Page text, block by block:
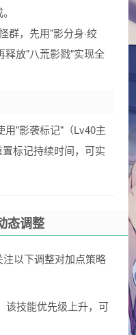
群，先用"影分身·绞
释放"八荒影戮"实现全
用"影袭标记"（Lv40主
标记持续时间，可实
态调整
以下调整对加点策略
该技能优先级上升，可